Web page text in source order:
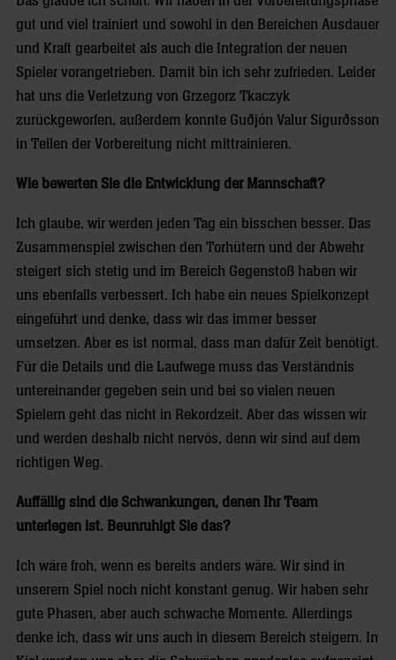
gut und viel trainiert und sowohl in den Bereichen Ausdauer
und Kraft gearbeitet als auch die Integration der neuen
Spieler vorangetrieben. Damit bin ich sehr zufrieden. Leider
hat uns die Verletzung von Grzegorz Tkaczyk
zurückgeworfen, außerdem konnte Guðjón Valur Sigurðsson
in Teilen der Vorbereitung nicht mittrainieren.
Wie bewerten Sie die Entwicklung der Mannschaft?
Ich glaube, wir werden jeden Tag ein bisschen besser. Das
Zusammenspiel zwischen den Torhütern und der Abwehr
steigert sich stetig und im Bereich Gegenstoß haben wir
uns ebenfalls verbessert. Ich habe ein neues Spielkonzept
eingeführt und denke, dass wir das immer besser
umsetzen. Aber es ist normal, dass man dafür Zeit benötigt.
Für die Details und die Laufwege muss das Verständnis
untereinander gegeben sein und bei so vielen neuen
Spielern geht das nicht in Rekordzeit. Aber das wissen wir
und werden deshalb nicht nervös, denn wir sind auf dem
richtigen Weg.
Auffällig sind die Schwankungen, denen Ihr Team
unterlegen ist. Beunruhigt Sie das?
Ich wäre froh, wenn es bereits anders wäre. Wir sind in
unserem Spiel noch nicht konstant genug. Wir haben sehr
gute Phasen, aber auch schwache Momente. Allerdings
denke ich, dass wir uns auch in diesem Bereich steigern. In